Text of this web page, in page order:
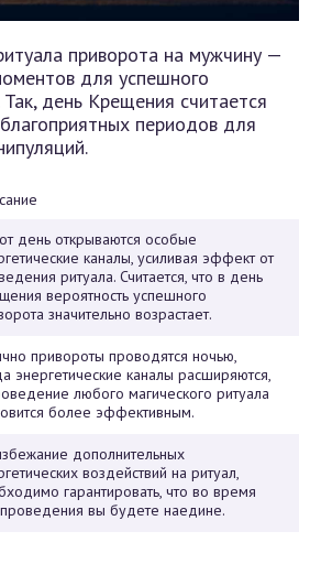
приворота на мужчину —
для успешного
день Крещения считается
периодов для
день открываются особые
каналы, усиливая эффект от
ритуала. Считается, что в день
вероятность успешного
значительно возрастает.
привороты проводятся ночью,
энергетические каналы расширяются,
любого магического ритуала
более эффективным.
дополнительных
воздействий на ритуал,
гарантировать, что во время
вы будете наедине.